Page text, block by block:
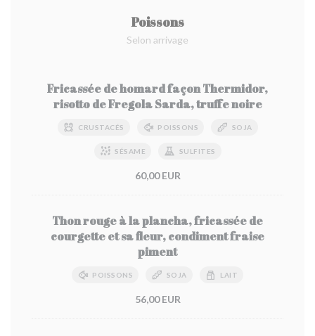
Poissons
Selon arrivage
Fricassée de homard façon Thermidor,
risotto de Fregola Sarda, truffe noire
CRUSTACÉS POISSONS SOJA
SÉSAME SULFITES
60,00 EUR
Thon rouge à la plancha, fricassée de
courgette et sa fleur, condiment fraise
piment
POISSONS SOJA LAIT
56,00 EUR